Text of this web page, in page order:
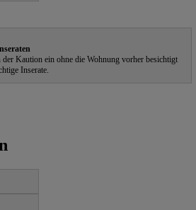
der Kaution ein ohne die Wohnung vorher besichtigt
Inserate.